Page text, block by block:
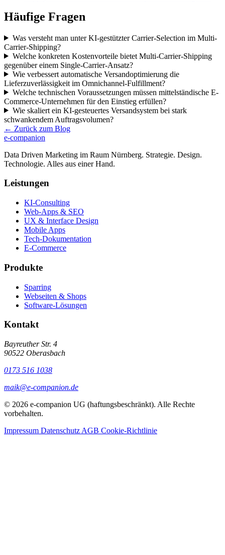
Häufige Fragen
Was versteht man unter KI-gestützter Carrier-Selection im Multi-
Carrier-Shipping?
Welche konkreten Kostenvorteile bietet Multi-Carrier-Shipping
gegenüber einem Single-Carrier-Ansatz?
Wie verbessert automatische Versandoptimierung die
Lieferzuverlässigkeit im Omnichannel-Fulfillment?
Welche technischen Voraussetzungen müssen mittelständische E-
Commerce-Unternehmen für den Einstieg erfüllen?
Wie skaliert ein KI-gesteuertes Versandsystem bei stark
schwankendem Auftragsvolumen?
← Zurück zum Blog
e-companion
Data Driven Marketing im Raum Nürnberg. Strategie. Design.
Technologie. Alles aus einer Hand.
Leistungen
KI-Consulting
Web-Apps & SEO
UX & Interface Design
Mobile Apps
Tech-Dokumentation
E-Commerce
Produkte
Sparring
Webseiten & Shops
Software-Lösungen
Kontakt
Bayreuther Str. 4
90522 Oberasbach
0173 516 1038
maik@e-companion.de
© 2026 e-companion UG (haftungsbeschränkt). Alle Rechte
vorbehalten.
Impressum Datenschutz AGB Cookie-Richtlinie